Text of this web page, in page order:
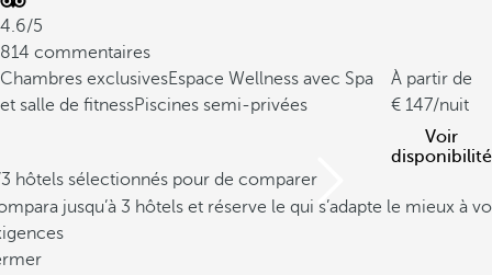
4.6/5
814 commentaires
Chambres exclusivesEspace Wellness avec Spa
et salle de fitnessPiscines semi-privées
À partir de
147/nuit
Voir
disponibilité
hôtels sélectionnés pour de comparer
jusqu’à 3 hôtels et réserve le qui s’adapte le mieux à